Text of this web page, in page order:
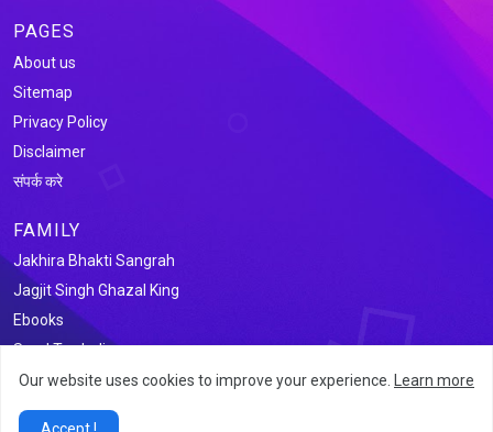
PAGES
About us
Sitemap
Privacy Policy
Disclaimer
संपर्क करे
FAMILY
Jakhira Bhakti Sangrah
Jagjit Singh Ghazal King
Ebooks
Saral Tax India
Our website uses cookies to improve your experience. Learn more